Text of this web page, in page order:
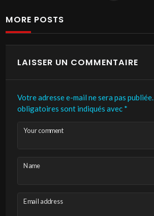
MORE POSTS
LAISSER UN COMMENTAIRE
Votre adresse e-mail ne sera pas publiée.
obligatoires sont indiqués avec *
Your comment
Name
Email address